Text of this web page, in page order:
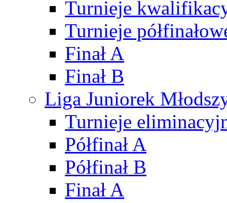
Turnieje
Turnieje
Finał A
Finał B
Liga Juniorek
Turnieje
Półfinał A
Półfinał B
Finał A